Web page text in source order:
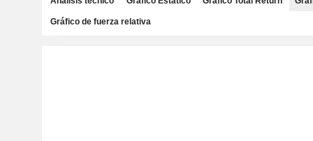
Gráfico de fuerza relativa